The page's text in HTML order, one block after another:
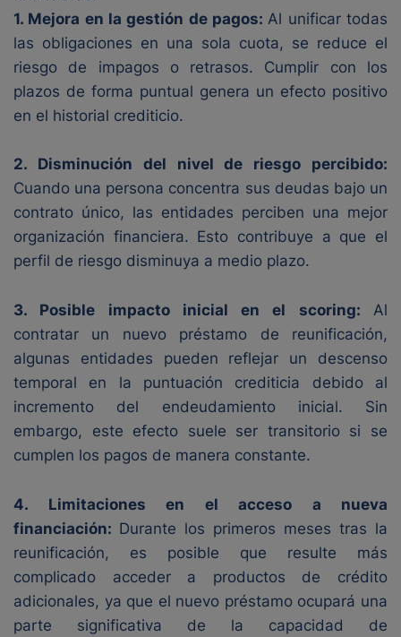
1. Mejora en la gestión de pagos:Al unificar todas
las obligaciones en una sola cuota, se reduce el
riesgo de impagos o retrasos. Cumplir con los
plazos de forma puntual genera un efecto positivo
en el historial crediticio.
2. Disminución del nivel de riesgo percibido:
Cuando una persona concentra sus deudas bajo un
contrato único, las entidades perciben una mejor
organización financiera. Esto contribuye a que el
perfil de riesgo disminuya a medio plazo.
3. Posible impacto inicial en el scoring: Al
contratar un nuevo préstamo de reunificación,
algunas entidades pueden reflejar un descenso
temporal en la puntuación crediticia debido al
incremento del endeudamiento inicial. Sin
embargo, este efecto suele ser transitorio si se
cumplen los pagos de manera constante.
4. Limitaciones en el acceso a nueva
financiación: Durante los primeros meses tras la
reunificación, es posible que resulte más
complicado acceder a productos de crédito
adicionales, ya que el nuevo préstamo ocupará una
parte significativa de la capacidad de